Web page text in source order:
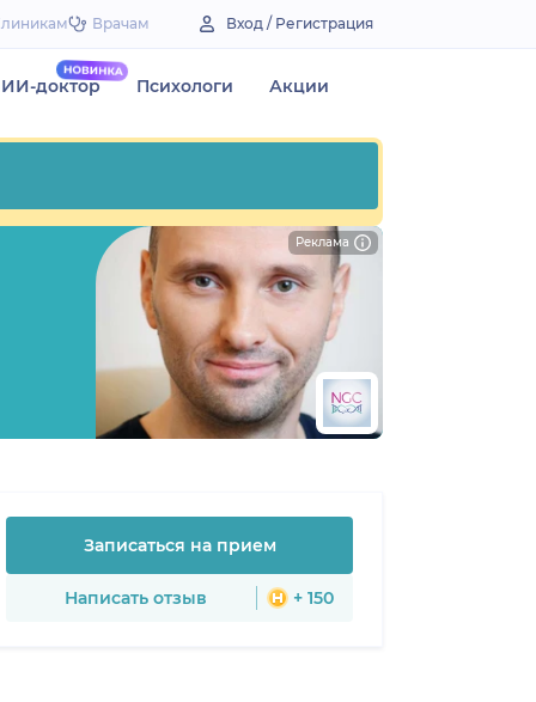
Врачам Вход / Регистрация
ИИ-доктор Психологи Акции
Записаться на прием
Написать отзыв + 150
Реклама